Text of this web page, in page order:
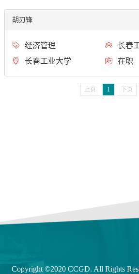
胡刃锋
经济管理
长春
长春工业大学
在职
上页 1 下页
Copyright ©2020 CCGD. All Rights